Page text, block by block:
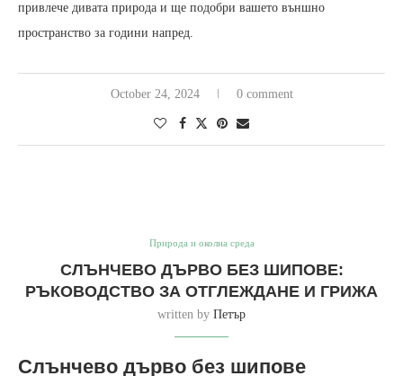
привлече дивата природа и ще подобри вашето външно
пространство за години напред.
October 24, 2024 0 comment
Природа и околна среда
СЛЪНЧЕВО ДЪРВО БЕЗ ШИПОВЕ:
РЪКОВОДСТВО ЗА ОТГЛЕЖДАНЕ И ГРИЖА
written by Петър
Слънчево дърво без шипове